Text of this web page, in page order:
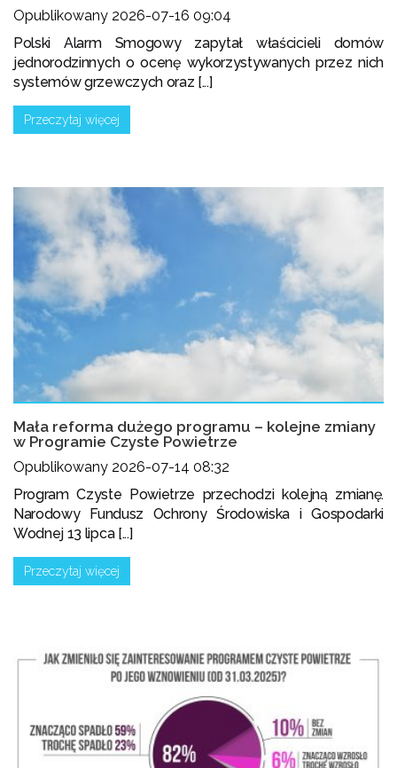
Opublikowany 2026-07-16 09:04
Polski Alarm Smogowy zapytał właścicieli domów
jednorodzinnych o ocenę wykorzystywanych przez nich
systemów grzewczych oraz [...]
Przeczytaj więcej
Mała reforma dużego programu – kolejne zmiany
w Programie Czyste Powietrze
Opublikowany 2026-07-14 08:32
Program Czyste Powietrze przechodzi kolejną zmianę.
Narodowy Fundusz Ochrony Środowiska i Gospodarki
Wodnej 13 lipca [...]
Przeczytaj więcej